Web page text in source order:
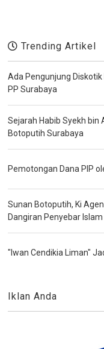
Trending Artikel
Ada Pengunjung Diskotik
PP Surabaya
Sejarah Habib Syekh
Botoputih Surabaya
Pemotongan Dana PIP
Sunan Botoputih, Ki
Dangiran Penyebar
"Iwan Cendikia Liman"
Iklan Anda